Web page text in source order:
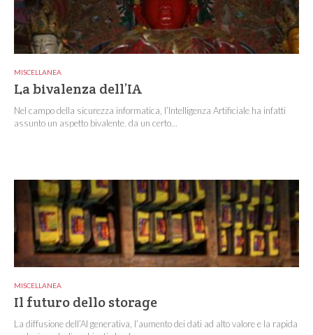
MISCELLANEA
La bivalenza dell’IA
Nel campo della sicurezza informatica, l’Intelligenza Artificiale ha infatti
assunto un aspetto bivalente, da un certo...
MISCELLANEA
Il futuro dello storage
La diffusione dell’AI generativa, l’aumento dei dati ad alto valore e la rapida